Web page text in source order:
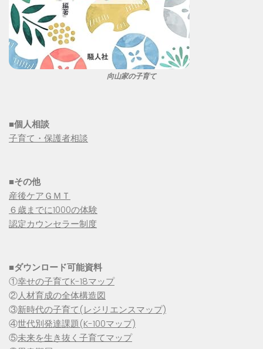
向山家の子育て
■個人相談
子育て・保護者相談
■その他
産後ケアＧＭＴ
６歳までに1000の体験
認定カウンセラー制度
■ダウンロード可能資料
①幸せの子育てK-18マップ
②人材育成の全体構造図
③新時代の子育て(レジリエンスマップ)
④世代別発達課題(K-100マップ)
⑤未来を生き抜く子育てマップ